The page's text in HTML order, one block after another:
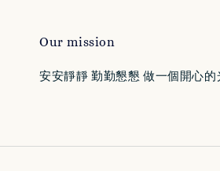
Our mission
安安靜靜 勤勤懇懇 做一個開心